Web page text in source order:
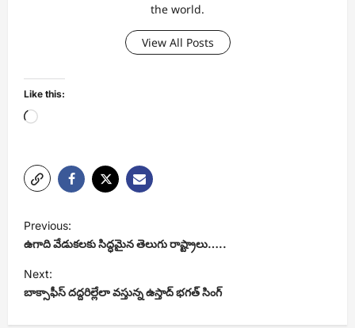
the world.
View All Posts
Like this:
Loading…
o
s
t
Previous:
ఉగాది వేడుకలకు సిద్ధమైన తెలుగు రాష్ట్రాలు…..
Next:
బాక్సాఫీస్ దద్దరిల్లేలా వస్తున్న ఉస్తాద్ భగత్ సింగ్